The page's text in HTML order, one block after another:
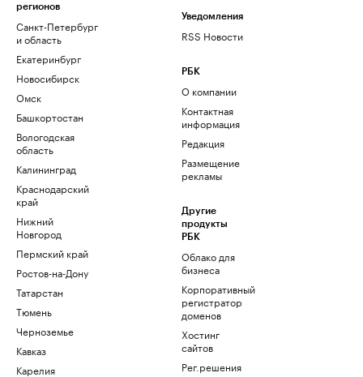
регионов
Санкт-Петербург
и область
Екатеринбург
Новосибирск
Омск
Башкортостан
Вологодская
область
Калининград
Краснодарский
край
Нижний
Новгород
Пермский край
Ростов-на-Дону
Татарстан
Тюмень
Черноземье
Кавказ
Карелия
Уведомления
RSS Новости
РБК
О компании
Контактная
информация
Редакция
Размещение
рекламы
Другие
продукты
РБК
Облако для
бизнеса
Корпоративный
регистратор
доменов
Хостинг
сайтов
Рег.решения